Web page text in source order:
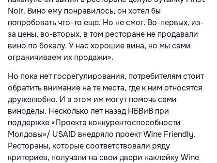
Noir. Вино ему понравилось, он хотел бы
попробовать что-то еще. Но не смог. Во-первых, из-
за цены, во-вторых, в том ресторане не продавали
вино по бокалу. У нас хорошие вина, но мы сами
ограничиваем их продажи».
Но пока нет госрегулирования, потребителям стоит
обратить внимание на те места, где к ним относятся
дружелюбно. И в этом им могут помочь сами
виноделы. Несколько лет назад НБВиВ при
поддержке «Проекта конкурентоспособности
Молдовы»/ USAID внедряло проект Wine Friendly.
Рестораны, которые соответствовали ряду
критериев, получали на свои двери наклейку Wine